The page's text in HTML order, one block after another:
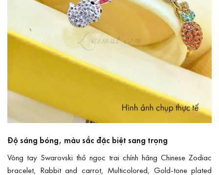
Độ sáng bóng, màu sắc đặc biệt sang trọng
Vòng tay Swarovski thỏ ngọc trai chính hãng Chinese Zodiac
bracelet, Rabbit and carrot, Multicolored, Gold-tone plated